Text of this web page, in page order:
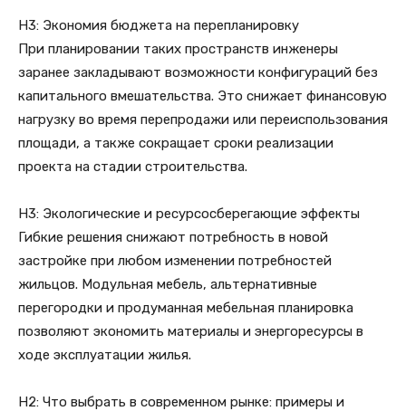
H3: Экономия бюджета на перепланировку
При планировании таких пространств инженеры
заранее закладывают возможности конфигураций без
капитального вмешательства. Это снижает финансовую
нагрузку во время перепродажи или переиспользования
площади, а также сокращает сроки реализации
проекта на стадии строительства.
H3: Экологические и ресурсосберегающие эффекты
Гибкие решения снижают потребность в новой
застройке при любом изменении потребностей
жильцов. Модульная мебель, альтернативные
перегородки и продуманная мебельная планировка
позволяют экономить материалы и энергоресурсы в
ходе эксплуатации жилья.
H2: Что выбрать в современном рынке: примеры и